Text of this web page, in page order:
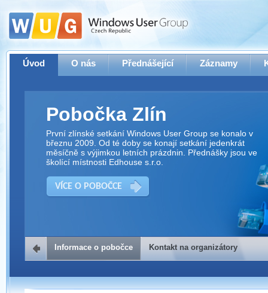
Úvod O nás Přednášející Záznamy
Pobočka Zlín
První zlínské setkání Windows User Group se konalo v
březnu 2009. Od té doby se konají setkání jedenkrát
měsíčně s výjimkou letních prázdnin. Přednášky jsou ve
školící místnosti Edhouse s.r.o.
VÍCE O POBOČCE
Kontakt na organizátory
Pokud máte jakýkoliv dotaz na organizátory této akce,
prosím neváhejte nás kontaktovat na e-mailu:
Informace o pobočce Kontakt na organizátory